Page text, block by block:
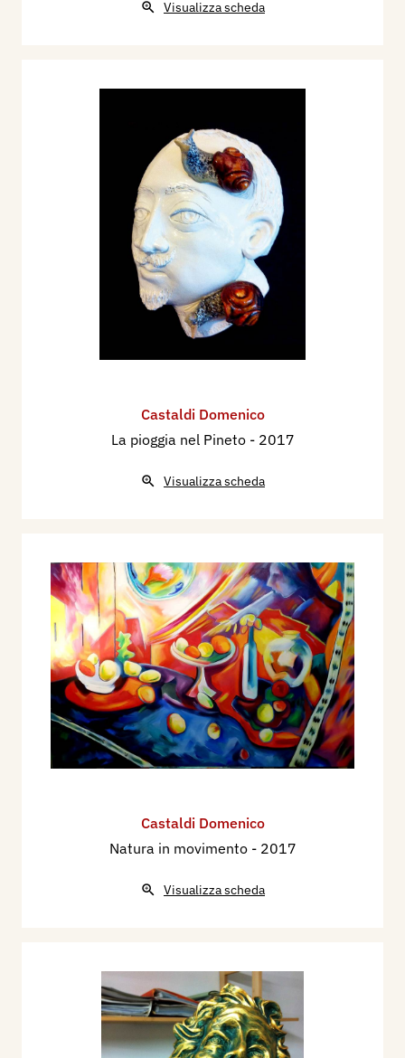
Visualizza scheda
Castaldi Domenico
La pioggia nel Pineto - 2017
Visualizza scheda
Castaldi Domenico
Natura in movimento - 2017
Visualizza scheda